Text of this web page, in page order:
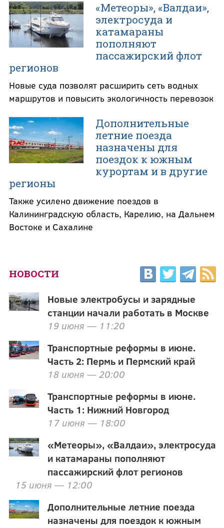
«Метеоры», «Валдаи»,
электросуда и
катамараны
пополняют
пассажирский флот
регионов
Новые суда позволят расширить сеть водных
маршрутов и повысить экологичность перевозок
Дополнительные
летние поезда
назначены для
поездок к южным
курортам и в другие
регионы
Также усилено движение поездов в
Калининградскую область, Карелию, на Дальнем
Востоке и Сахалине
НОВОСТИ
Новые электробусы и зарядные
станции начали работать в Москве
19 июня — 11:20
Транспортные реформы в июне.
Часть 2: Пермь и Пермский край
18 июня — 20:00
Транспортные реформы в июне.
Часть 1: Нижний Новгород
17 июня — 18:00
«Метеоры», «Валдаи», электросуда
и катамараны пополняют
пассажирский флот регионов
15 июня — 12:00
Дополнительные летние поезда
назначены для поездок к южным